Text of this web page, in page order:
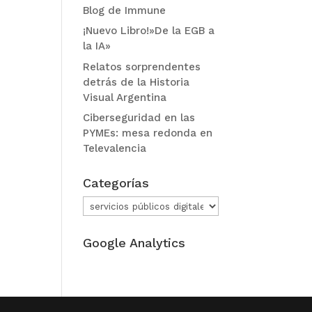
Blog de Immune
¡Nuevo Libro!»De la EGB a
la IA»
Relatos sorprendentes
detrás de la Historia
Visual Argentina
Ciberseguridad en las
PYMEs: mesa redonda en
Televalencia
Categorías
Categorías
Google Analytics